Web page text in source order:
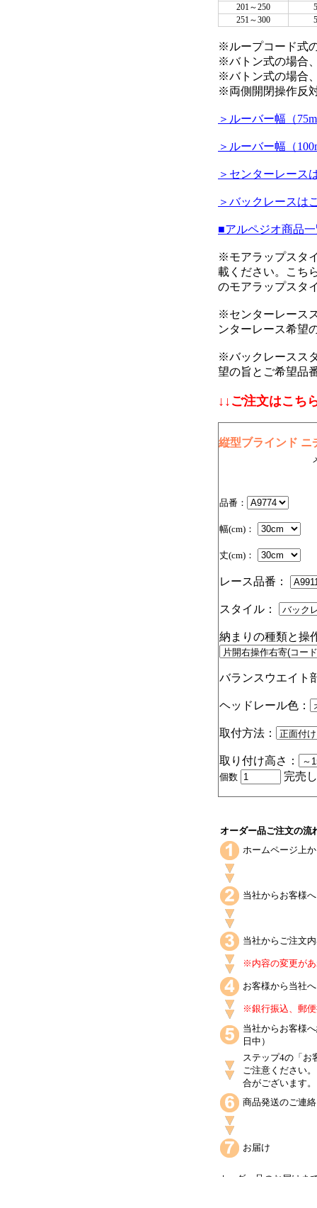
201～250
251～300
※ループコード式
※バトン式の場合
※バトン式の場合
※両側開閉操作反
＞ルーバー幅（
＞ルーバー幅（
＞センターレース
＞バックレースは
■アルペジオ商品
※モアラップスタ
載ください。こち
のモアラップスタ
※センターレース
ンターレース希望
※バックレースス
望の旨とご希望品
↓↓ご注文はこち
縦型ブラインド ニ
品番：
幅(cm)：
丈(cm)：
レース品番：
スタイル：
納まりの種類と操
バランスウエイト
ヘッドレール色：
取付方法：
取り付け高さ：
個数 完売